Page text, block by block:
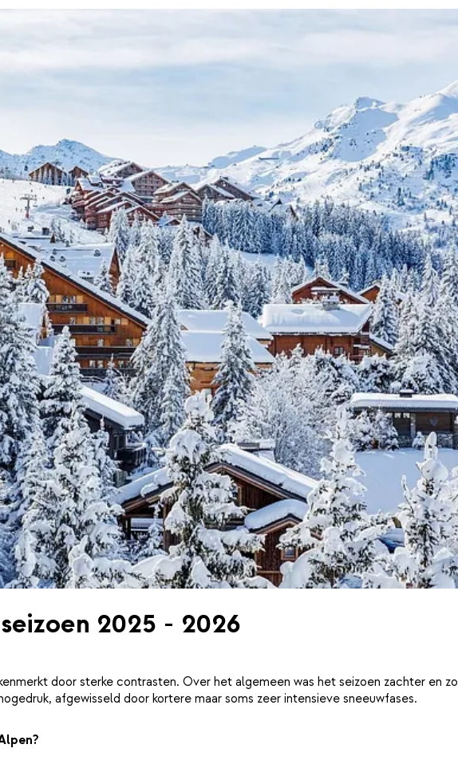
2025 - 2026
door sterke contrasten. Over het algemeen was het seizoen zachter en
afgewisseld door kortere maar soms zeer intensieve sneeuwfases.